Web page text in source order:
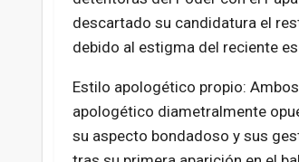
descartado su candidatura el
debido al estigma del reciente
Estilo apologético propio:
apologético diametralmente
su aspecto bondadoso y sus